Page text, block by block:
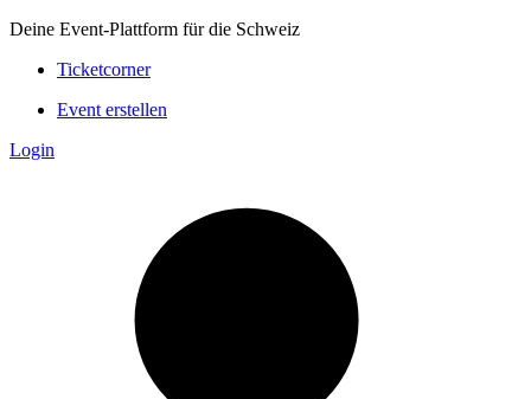
Deine Event-Plattform für die Schweiz
Ticketcorner
Event erstellen
Login